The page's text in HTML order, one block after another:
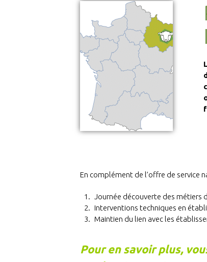
En complément de l’offre de service
Journée découverte des métiers
Interventions techniques en
Maintien du lien avec les
Pour en savoir plus,